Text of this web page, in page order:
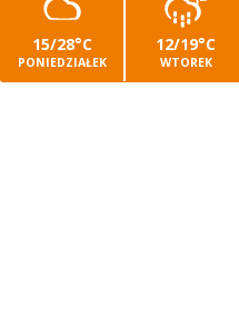
15/28°C
PONIEDZIAŁEK
12/19°C
WTOREK